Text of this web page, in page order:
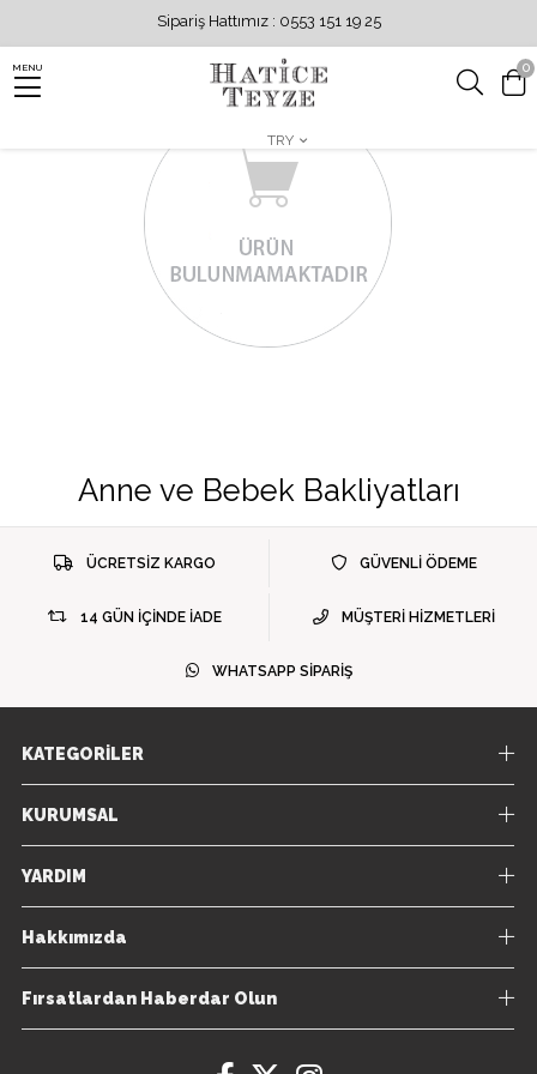
Sipariş Hattımız : 0553 151 19 25
MENU
TRY
0
Anne ve Bebek Bakliyatları
ÜCRETSİZ KARGO GÜVENLİ ÖDEME
14 GÜN İÇİNDE İADE MÜŞTERİ HİZMETLERİ
WHATSAPP SİPARİŞ
KATEGORİLER
KURUMSAL
YARDIM
Hakkımızda
Fırsatlardan Haberdar Olun